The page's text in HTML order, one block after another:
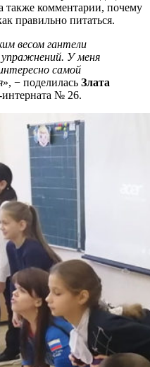
комментарии, почему
правильно питаться.
весом гантели
У меня
самой
», − поделилась Злата
№ 26.